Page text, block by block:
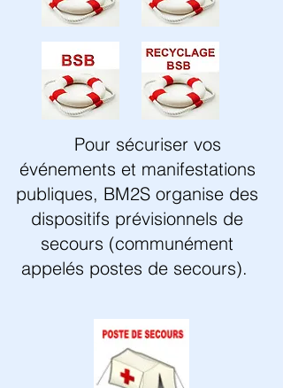
Pour sécuriser vos
événements et manifestations
publiques, BM2S organise des
dispositifs prévisionnels de
secours (communément
appelés postes de secours).